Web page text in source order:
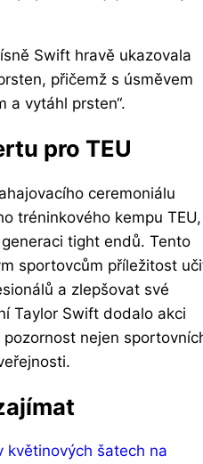
Swift hravě ukazovala
přičemž s úsměvem
a vytáhl prsten“.
pro TEU
ceremoniálu
tréninkového kempu TEU,
tight endů. Tento
sportovcům příležitost
a zlepšovat své
Taylor Swift dodalo akci
nejen
květinových šatech na